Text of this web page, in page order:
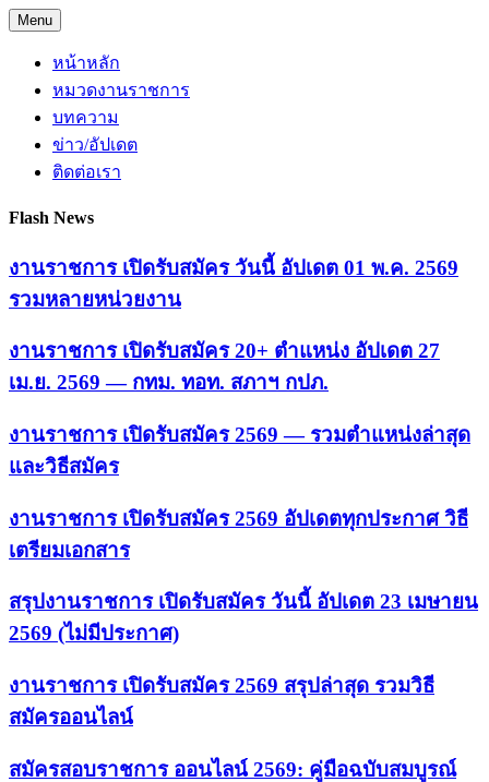
Skip
to
content
Menu
หน้าหลัก
หมวดงานราชการ
บทความ
ข่าว/อัปเดต
ติดต่อเรา
Flash News
งานราชการ เปิดรับสมัคร วันนี้ อัปเดต 01 พ.ค. 2569
รวมหลายหน่วยงาน
งานราชการ เปิดรับสมัคร 20+ ตำแหน่ง อัปเดต 27
เม.ย. 2569 — กทม. ทอท. สภาฯ กปภ.
งานราชการ เปิดรับสมัคร 2569 — รวมตำแหน่งล่าสุด
และวิธีสมัคร
งานราชการ เปิดรับสมัคร 2569 อัปเดตทุกประกาศ วิธี
เตรียมเอกสาร
สรุปงานราชการ เปิดรับสมัคร วันนี้ อัปเดต 23 เมษายน
2569 (ไม่มีประกาศ)
งานราชการ เปิดรับสมัคร 2569 สรุปล่าสุด รวมวิธี
สมัครออนไลน์
สมัครสอบราชการ ออนไลน์ 2569: คู่มือฉบับสมบูรณ์